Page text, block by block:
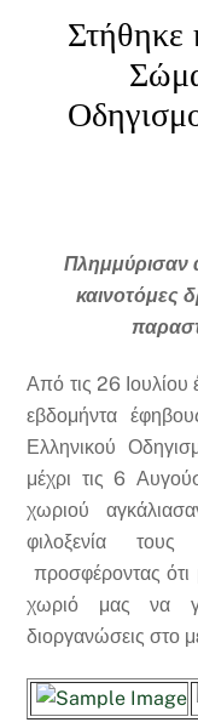
Πλημμύρισαν
καινοτόμες
Από τις 26
εβδομήντα
Ελληνικού
μέχρι τις 6
χωριού
φιλοξενία
προσφέροντας
χωριό μας να
διοργανώσεις στο